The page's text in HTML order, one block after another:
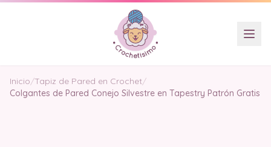
Inicio/Tapiz de Pared en Crochet/
Colgantes de Pared Conejo Silvestre en Tapestry Patrón Gratis